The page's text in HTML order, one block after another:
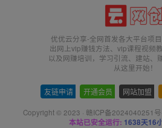
优优云分享-全网首发各大平台项
出网上vip赚钱方法、vip课程视频
以及网赚培训，学习引流、建站、
从这里开始！
友链申请 开通会员 网站加盟
Copyright © 2023 · 赣ICP备2024040251
本站已安全运行: 1638天16